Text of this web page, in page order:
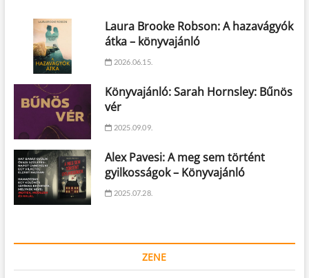
Laura Brooke Robson: A hazavágyók
átka – könyvajánló
2026.06.15.
Könyvajánló: Sarah Hornsley: Bűnös
vér
2025.09.09.
Alex Pavesi: A meg sem történt
gyilkosságok – Könyvajánló
2025.07.28.
ZENE